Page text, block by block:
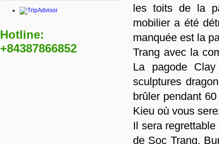
Hotline:
+84387866852
les toits de la
mobilier a été
manquée est la
Trang avec la
La pagode
sculptures
brûler pendant
Kieu où vous
Il sera
de Soc Trang.